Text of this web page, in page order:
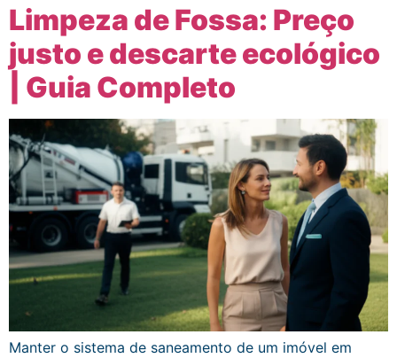
Limpeza de Fossa: Preço
justo e descarte ecológico
| Guia Completo
Manter o sistema de saneamento de um imóvel em